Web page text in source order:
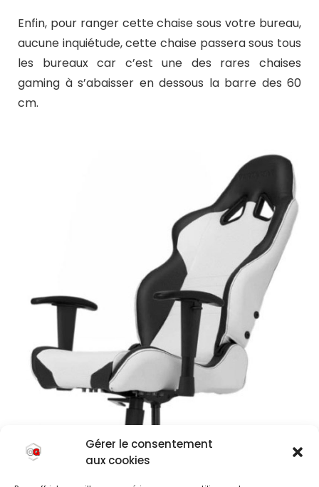
Gérer le consentement
aux cookies
Enfin, pour ranger cette chaise sous votre bureau,
aucune inquiétude, cette chaise passera sous tous
les bureaux car c’est une des rares chaises
gaming à s’abaisser en dessous la barre des 60
cm.